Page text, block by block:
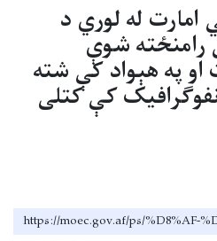
امارت له لوري د
رامنځته شوې
او په هېواد کې شته
کې کتلی
https://moec.gov.af/ps/%D8%AF-